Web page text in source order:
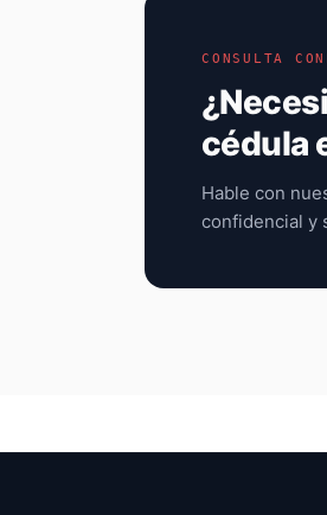
CONSULTA
cédula
Hable con
confidencial y